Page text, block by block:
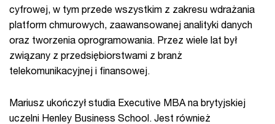
cyfrowej, w tym przede wszystkim z zakresu wdrażania
platform chmurowych, zaawansowanej analityki danych
oraz tworzenia oprogramowania. Przez wiele lat był
związany z przedsiębiorstwami z branż
telekomunikacyjnej i finansowej.
Mariusz ukończył studia Executive MBA na brytyjskiej
uczelni Henley Business School. Jest również